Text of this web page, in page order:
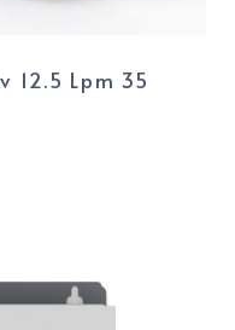
12.5 Lpm 35